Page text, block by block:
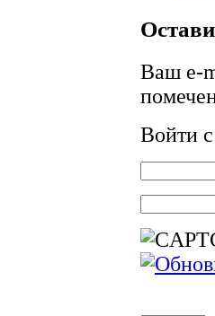
Ваш e-
Войти